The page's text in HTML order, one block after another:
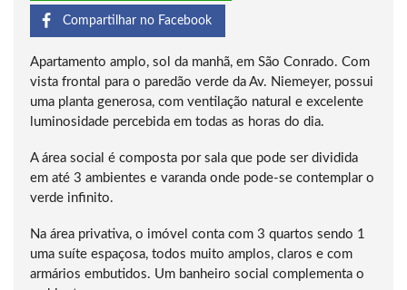
Compartilhar no Facebook
Apartamento amplo, sol da manhã, em São Conrado. Com
vista frontal para o paredão verde da Av. Niemeyer, possui
uma planta generosa, com ventilação natural e excelente
luminosidade percebida em todas as horas do dia.
A área social é composta por sala que pode ser dividida
em até 3 ambientes e varanda onde pode-se contemplar o
verde infinito.
Na área privativa, o imóvel conta com 3 quartos sendo 1
uma suíte espaçosa, todos muito amplos, claros e com
armários embutidos. Um banheiro social complementa o